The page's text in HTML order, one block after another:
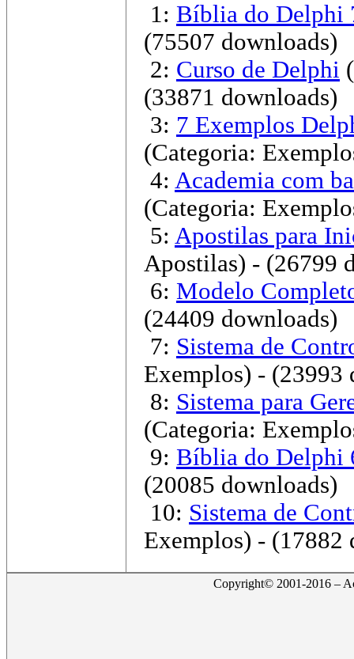
1: Bíblia do Delphi
(75507 downloads)
2: Curso de Delphi
(33871 downloads)
3: 7 Exemplos
(Categoria:
4: Academia com
(Categoria:
5: Apostilas para
Apostilas) - (26799
6: Modelo
(24409 downloads)
7: Sistema de
Exemplos) - (23993
8: Sistema para
(Categoria:
9: Bíblia do Delphi
(20085 downloads)
10: Sistema de
Exemplos) - (17882
Copyright© 2001-2016 –